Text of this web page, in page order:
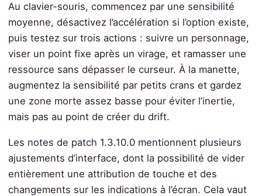
Au clavier-souris, commencez par une sensibilité
moyenne, désactivez l’accélération si l’option existe,
puis testez sur trois actions : suivre un personnage,
viser un point fixe après un virage, et ramasser une
ressource sans dépasser le curseur. À la manette,
augmentez la sensibilité par petits crans et gardez
une zone morte assez basse pour éviter l’inertie,
mais pas au point de créer du drift.
Les notes de patch 1.3.10.0 mentionnent plusieurs
ajustements d’interface, dont la possibilité de vider
entièrement une attribution de touche et des
changements sur les indications à l’écran. Cela vaut